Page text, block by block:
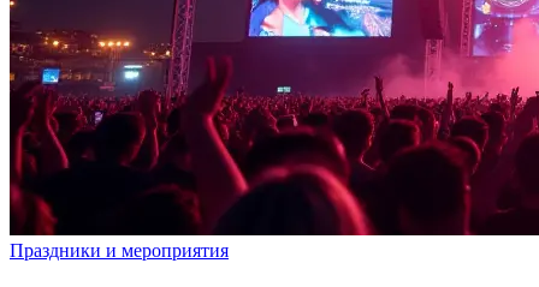
Праздники и мероприятия